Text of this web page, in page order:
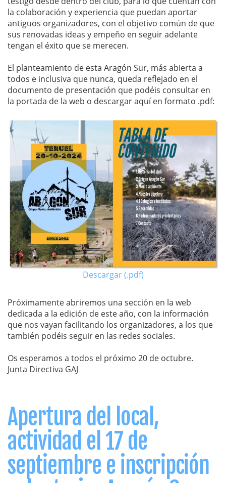
la colaboración y experiencia que puedan aportar
antiguos organizadores, con el objetivo común de que
sus renovadas ideas y empeño en seguir adelante
tengan el éxito que se merecen.
El planteamiento de esta Aragón Sur, más abierta a
todos e inclusiva que nunca, queda reflejado en el
documento de presentación que podéis consultar en
la portada de la web o descargar aquí en formato .pdf:
Descargar (.pdf)
Próximamente abriremos una sección en la web
dedicada a la edición de este año, con la información
que nos vayan facilitando los organizadores, a los que
también podéis seguir en las redes sociales.
Os esperamos a todos el próximo 20 de octubre.
Junta Directiva GAJ
Apertura del local,
actividad el 17 de
septiembre e inscripción